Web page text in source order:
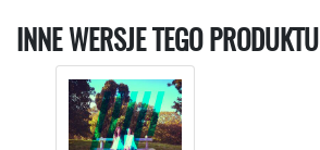
INNE WERSJE TEGO PRODUKTU